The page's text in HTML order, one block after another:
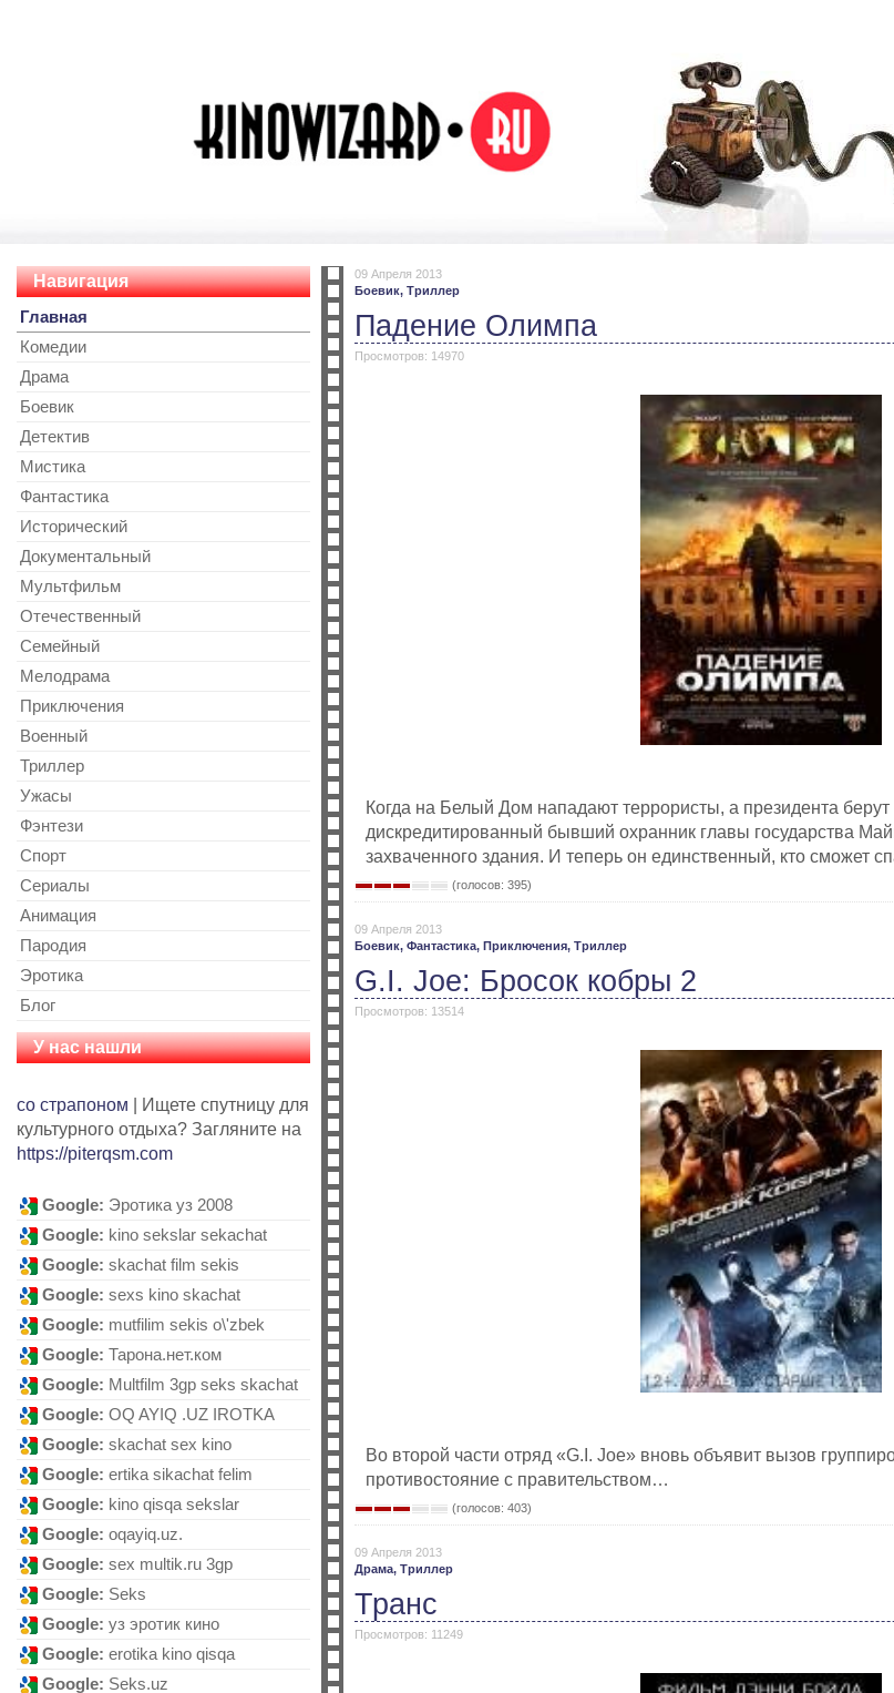
Навигация
Главная
Комедии
Драма
Боевик
Детектив
Мистика
Фантастика
Исторический
Документальный
Мультфильм
Отечественный
Cемейный
Мелодрама
Приключения
Военный
Триллер
Ужасы
Фэнтези
Спорт
Сериалы
Анимация
Пародия
Эротика
Блог
У нас нашли
со страпоном | Ищете спутницу для
культурного отдыха? Загляните на
https://piterqsm.com
Google: Эротика уз 2008
Google: kino sekslar sekachat
Google: skachat film sekis
Google: sexs kino skachat
Google: mutfilim sekis o\'zbek
Google: Тарoна.нет.кoм
Google: Multfilm 3gp seks skachat
Google: OQ AYIQ .UZ IROTKA
Google: skachat sex kino
Google: ertika sikachat felim
Google: kino qisqa sekslar
Google: оqаyiq.uz.
Google: sex multik.ru 3gp
Google: Sеks
Google: уз эротик кино
Google: erotika kino qisqa
Google: Sеks.uz
09 Апреля 2013
Боевик, Триллер
Падение Олимпа
Просмотров: 14970
Когда на Белый Дом нападают террористы, а президента берут
дискредитированный бывший охранник главы государства
захваченного здания. И теперь он единственный, кто сможет
(голосов: 395)
09 Апреля 2013
Боевик, Фантастика, Приключения, Триллер
G.I. Joe: Бросок кобры 2
Просмотров: 13514
Во второй части отряд «G.I. Joe» вновь объявит вызов
противостояние с правительством…
(голосов: 403)
09 Апреля 2013
Драма, Триллер
Транс
Просмотров: 11249